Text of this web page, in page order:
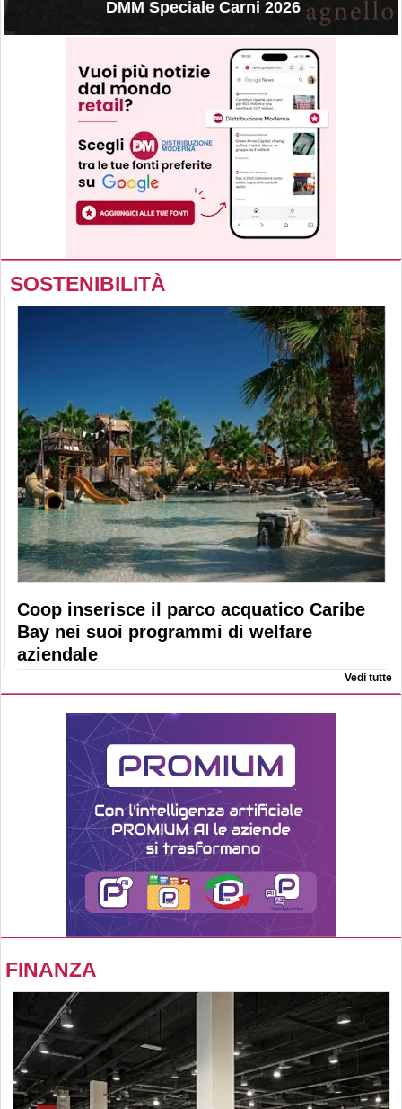
DMM Speciale Carni 2026
SOSTENIBILITÀ
Coop inserisce il parco acquatico Caribe
Bay nei suoi programmi di welfare
aziendale
Vedi tutte
FINANZA